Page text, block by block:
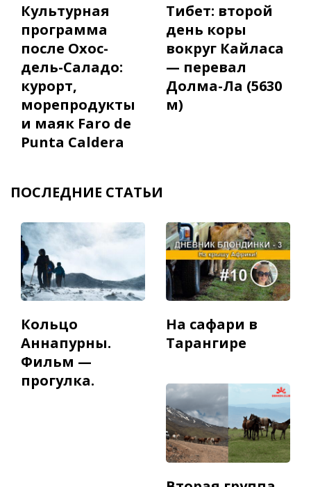
Культурная
программа
после Охос-
дель-Саладо:
курорт,
морепродукты
и маяк Faro de
Punta Caldera
Тибет: второй
день коры
вокруг Кайласа
— перевал
Долма-Ла (5630
м)
ПОСЛЕДНИЕ СТАТЬИ
Кольцо
Аннапурны.
Фильм —
прогулка.
На сафари в
Тарангире